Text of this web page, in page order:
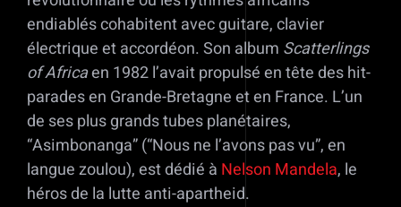
endiablés cohabitent avec guitare, clavier
électrique et accordéon. Son album Scatterlings
of Africaen 1982 l’avait propulsé en tête des hit-
parades en Grande-Bretagne et en France. L’un
de ses plus grands tubes planétaires,
“Asimbonanga” (“Nous ne l’avons pas vu”, en
langue zoulou), est dédié à Nelson Mandela, le
héros de la lutte anti-apartheid.